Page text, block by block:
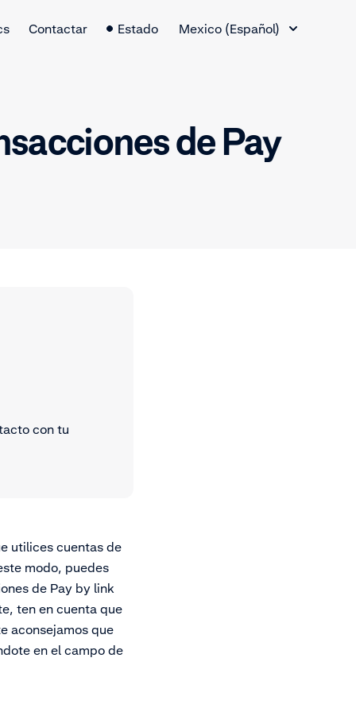
Contactar Estado
Mexico (Español)
de Pay
con tu
utilices cuentas de
modo, puedes
de Pay by link
ten en cuenta que
aconsejamos que
en el campo de